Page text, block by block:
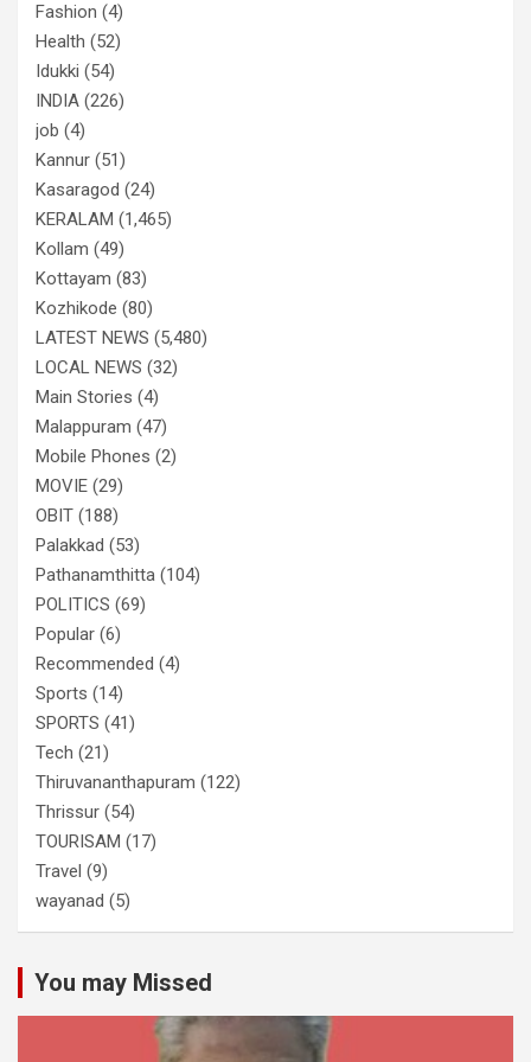
Fashion (4)
Health (52)
Idukki (54)
INDIA (226)
job (4)
Kannur (51)
Kasaragod (24)
KERALAM (1,465)
Kollam (49)
Kottayam (83)
Kozhikode (80)
LATEST NEWS (5,480)
LOCAL NEWS (32)
Main Stories (4)
Malappuram (47)
Mobile Phones (2)
MOVIE (29)
OBIT (188)
Palakkad (53)
Pathanamthitta (104)
POLITICS (69)
Popular (6)
Recommended (4)
Sports (14)
SPORTS (41)
Tech (21)
Thiruvananthapuram (122)
Thrissur (54)
TOURISAM (17)
Travel (9)
wayanad (5)
You may Missed